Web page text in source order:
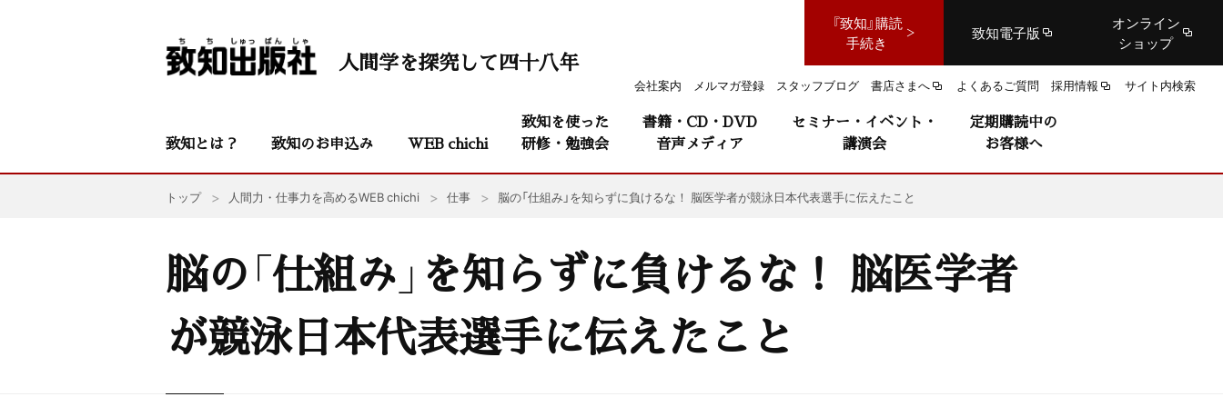
『致知』購読
手続き
致知電子版
オンライン
ショップ
会社案内 メルマガ登録 スタッフブログ 書店さまへ よくあるご質問 採用情報 サイト内検索
人間学を探究して四十八年
致知とは？ 致知のお申込み WEB chichi
致知を使った
研修・勉強会
書籍・CD・DVD
音声メディア
セミナー・イベント・
講演会
定期購読中の
お客様へ
トップ 人間力・仕事力を高めるWEB chichi 仕事 脳の「仕組み」を知らずに負けるな！ 脳医学者が競泳日本代表選手に伝えたこと
脳の「仕組み」を知らずに負けるな！ 脳医学者
が競泳日本代表選手に伝えたこと